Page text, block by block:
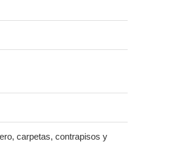
carpetas, contrapisos y